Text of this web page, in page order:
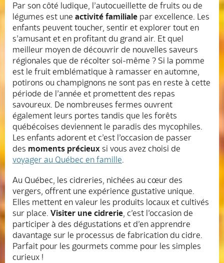
Par son côté ludique, l’autocueillette de fruits ou de
légumes est une activité familiale par excellence. Les
enfants peuvent toucher, sentir et explorer tout en
s’amusant et en profitant du grand air. Et quel
meilleur moyen de découvrir de nouvelles saveurs
régionales que de récolter soi-même ? Si la pomme
est le fruit emblématique à ramasser en automne,
potirons ou champignons ne sont pas en reste à cette
période de l’année et promettent des repas
savoureux. De nombreuses fermes ouvrent
également leurs portes tandis que les forêts
québécoises deviennent le paradis des mycophiles.
Les enfants adorent et c’est l’occasion de passer
des moments précieux si vous avez choisi de
voyager au Québec en famille.
Au Québec, les cidreries, nichées au cœur des
vergers, offrent une expérience gustative unique.
Elles mettent en valeur les produits locaux et cultivés
sur place. Visiter une cidrerie, c’est l’occasion de
participer à des dégustations et d’en apprendre
davantage sur le processus de fabrication du cidre.
Parfait pour les gourmets comme pour les simples
curieux !